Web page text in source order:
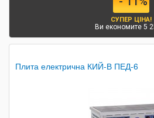
СУПЕР ЦІНА!
Ви економите 5
Плита електрична КИЙ-В ПЕД-6